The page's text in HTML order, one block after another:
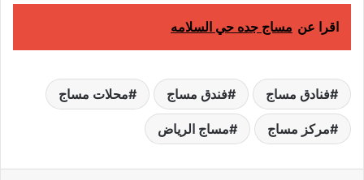
اقرا عن مساج جده حي السلامه
فنادق مساج فندق مساج محلات مساج
مركز مساج مساج الرياض